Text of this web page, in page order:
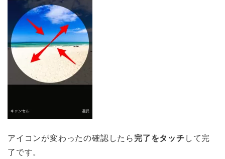
アイコンが変わったの確認したら 完了をタッチ して完
了です。